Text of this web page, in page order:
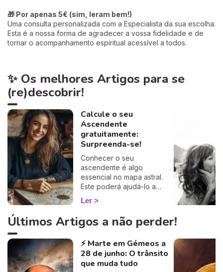
🎁 Por apenas 5€ (sim, leram bem!)
Uma consulta personalizada com a Especialista da sua escolha.
Esta é a nossa forma de agradecer a vossa fidelidade e de
tornar o acompanhamento espiritual acessível a todos.
✨ Os melhores Artigos para se
(re)descobrir!
Calcule o seu
Ascendente
gratuitamente:
Surpreenda-se!
Conhecer o seu
ascendente é algo
essencial no mapa astral.
Este poderá ajudá-lo a
compreender o porquê de
alguns comportamentos e
que imagem transmite aos
outros… Calcule o seu
descubra como este
influencia o seu Signo Solar
e as suas relações. É um
Ler
Últimos Artigos a não perder!
⚡ Marte em Gémeos a
28 de junho: O trânsito
que muda tudo